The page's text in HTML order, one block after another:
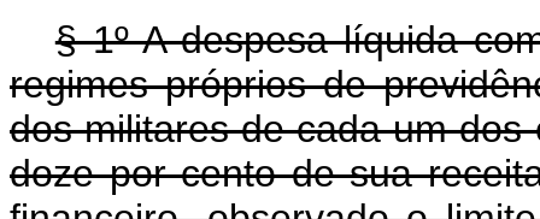
§ 1º A despesa líquida
regimes próprios de
dos militares de cada um
doze por cento de sua